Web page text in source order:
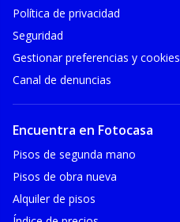
Política de privacidad
Seguridad
Gestionar preferencias y cookies
Canal de denuncias
Encuentra en Fotocasa
Pisos de segunda mano
Pisos de obra nueva
Alquiler de pisos